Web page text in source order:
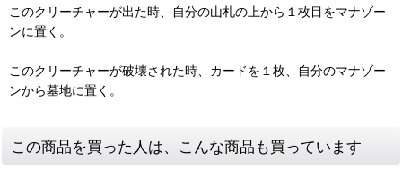
このクリーチャーが出た時、自分の山札の上から１枚目をマナゾー
ンに置く。
このクリーチャーが破壊された時、カードを１枚、自分のマナゾー
ンから墓地に置く。
この商品を買った人は、こんな商品も買っています